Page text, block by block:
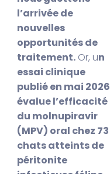
l’arrivée de
nouvelles
opportunités de
traitement. Or, un
essai clinique
publié en mai 2026
évalue l’efficacité
du molnupiravir
(MPV) oral chez 73
chats atteints de
péritonite